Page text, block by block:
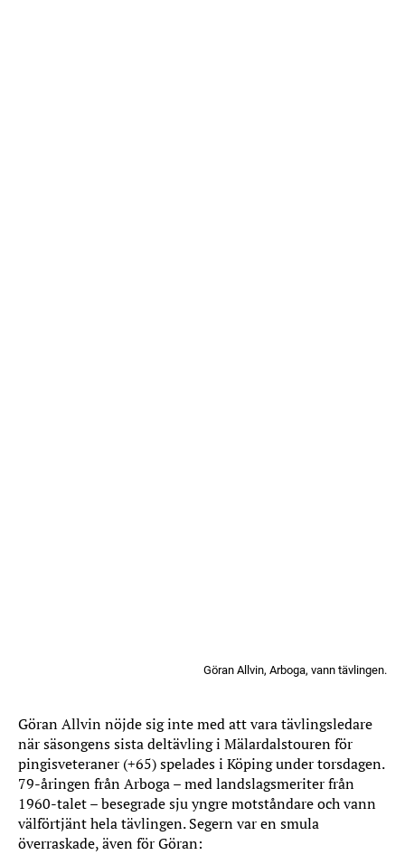
Göran Allvin, Arboga, vann tävlingen.
Göran Allvin nöjde sig inte med att vara tävlingsledare
när säsongens sista deltävling i Mälardalstouren för
pingisveteraner (+65) spelades i Köping under torsdagen.
79-åringen från Arboga – med landslagsmeriter från
1960-talet – besegrade sju yngre motståndare och vann
välförtjänt hela tävlingen. Segern var en smula
överraskade, även för Göran: